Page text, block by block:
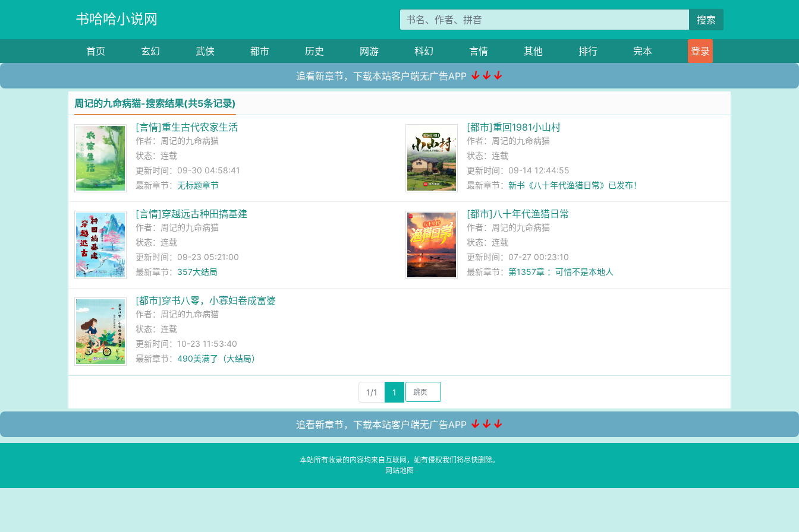
书哈哈小说网 搜索
首页 玄幻 武侠 都市 历史 网游 科幻 言情 其他 排行 完本 登录
追看新章节，下载本站客户端无广告APP ↓↓↓
周记的九命病猫-搜索结果(共5条记录)
[言情]重生古代农家生活
作者： 周记的九命病猫
状态：连载
更新时间：09-30 04:58:41
最新章节：无标题章节
[都市]重回1981小山村
作者： 周记的九命病猫
状态：连载
更新时间：09-14 12:44:55
最新章节： 新书《八十年代渔猎日常》已发布！
[言情]穿越远古种田搞基建
作者： 周记的九命病猫
状态：连载
更新时间：09-23 05:21:00
最新章节： 357大结局
[都市]八十年代渔猎日常
作者： 周记的九命病猫
状态：连载
更新时间：07-27 00:23:10
最新章节： 第1357章 ：可惜不是本地人
[都市]穿书八零，小寡妇卷成富婆
作者： 周记的九命病猫
状态：连载
更新时间：10-23 11:53:40
最新章节：490美满了（大结局）
1/1 1
追看新章节，下载本站客户端无广告APP ↓↓↓
本站所有收录的内容均来自互联网，如有侵权我们将尽快删除。
网站地图